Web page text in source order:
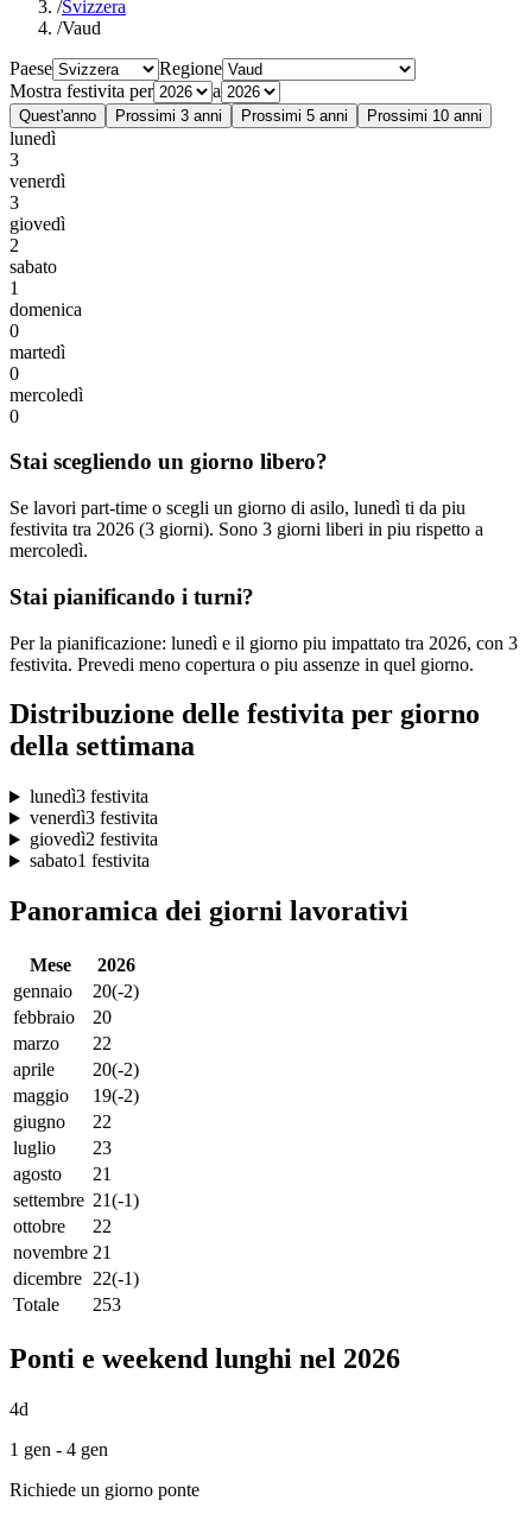
/Svizzera
/Vaud
Paese
Regione
Mostra festivita per
a
Quest'anno Prossimi 3 anni Prossimi 5 anni Prossimi 10 anni
lunedì
3
venerdì
3
giovedì
2
sabato
1
domenica
0
martedì
0
mercoledì
0
Stai scegliendo un giorno libero?
Se lavori part-time o scegli un giorno di asilo, lunedì ti da piu
festivita tra 2026 (3 giorni). Sono 3 giorni liberi in piu rispetto a
mercoledì.
Stai pianificando i turni?
Per la pianificazione: lunedì e il giorno piu impattato tra 2026, con 3
festivita. Prevedi meno copertura o piu assenze in quel giorno.
Distribuzione delle festivita per giorno
della settimana
lunedì3 festivita
venerdì3 festivita
giovedì2 festivita
sabato1 festivita
Panoramica dei giorni lavorativi
Mese
2026
gennaio
20(-2)
febbraio
20
marzo
22
aprile
20(-2)
maggio
19(-2)
giugno
22
luglio
23
agosto
21
settembre 21(-1)
ottobre
22
novembre 21
dicembre 22(-1)
Totale
253
Ponti e weekend lunghi nel 2026
4d
1 gen - 4 gen
Richiede un giorno ponte